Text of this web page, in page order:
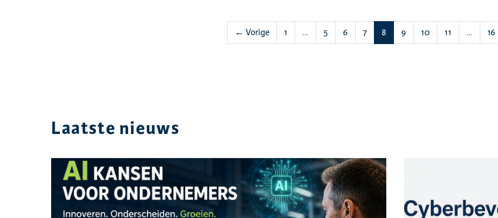
← Vorige 1 … 5 6 7 8 (huidige)
9 10 11 … 16
Laatste nieuws